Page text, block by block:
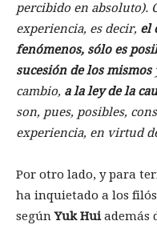
percibido en absoluto).
experiencia, es decir, el
fenómenos, sólo es
sucesión de los mismos
cambio, a la ley de la
son, pues, posibles,
experiencia, en virtud
Por otro lado, y para
ha inquietado a los
segúnYuk Huiademás